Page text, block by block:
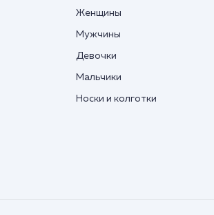
Женщины
Мужчины
Девочки
Мальчики
Носки и колготки